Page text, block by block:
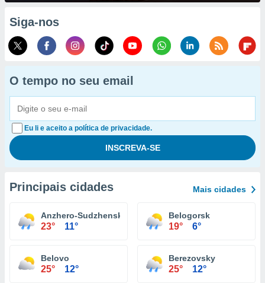
Siga-nos
O tempo no seu email
Eu li e aceito a política de privacidade.
Principais cidades Mais cidades
Anzhero-Sudzhensk
23° 11°
Belogorsk
19° 6°
Belovo
25° 12°
Berezovsky
25° 12°